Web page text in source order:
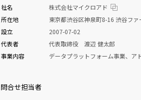
社名
株式会社マイクロアド
所在地
東京都渋谷区神泉町8-16 渋谷ファ
設立
2007-07-02
代表者
代表取締役 渡辺 健太郎
事業内容
データプラットフォーム事業、ア
問合せ担当者